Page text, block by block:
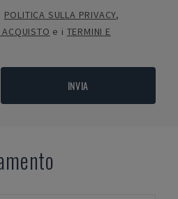
POLITICA SULLA PRIVACY,
e i TERMINI E
INVIA